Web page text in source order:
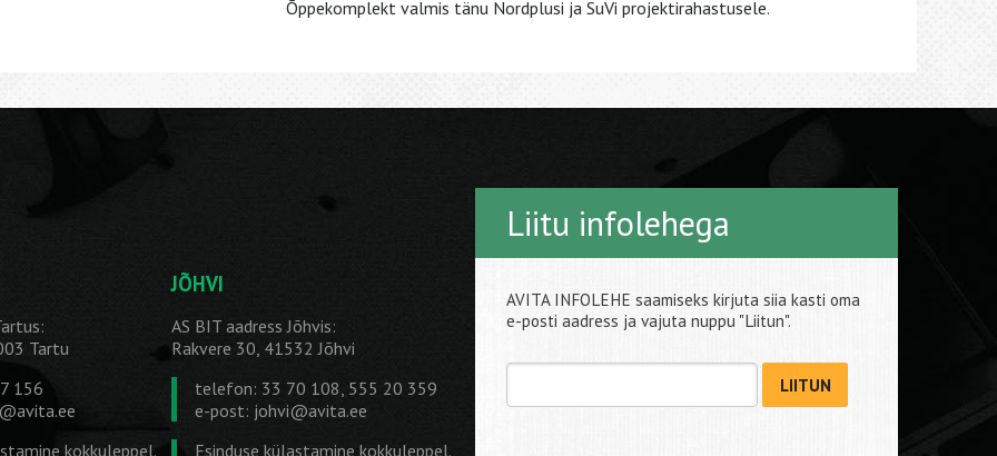
Õppekomplekt valmis tänu Nordplusi ja SuVi projektirahastusele.
Tartu
156
kokkuleppel.
JÕHVI
AS BIT aadress Jõhvis:
Rakvere 30, 41532 Jõhvi
telefon: 33 70 108, 555 20 359
e-post: johvi@avita.ee
Esinduse külastamine kokkuleppel.
Liitu infolehega
AVITA INFOLEHE saamiseks kirjuta siia kasti oma
e-posti aadress ja vajuta nuppu "Liitun".
LIITUN